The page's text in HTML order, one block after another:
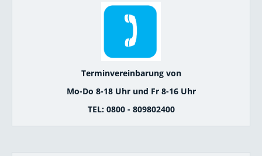
Terminvereinbarung von
Mo-Do 8-18 Uhr und Fr 8-16 Uhr
TEL: 0800 - 809802400